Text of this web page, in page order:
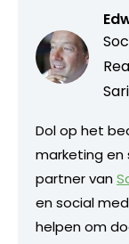
Dol op het
marketing en
partner van
en social
helpen om